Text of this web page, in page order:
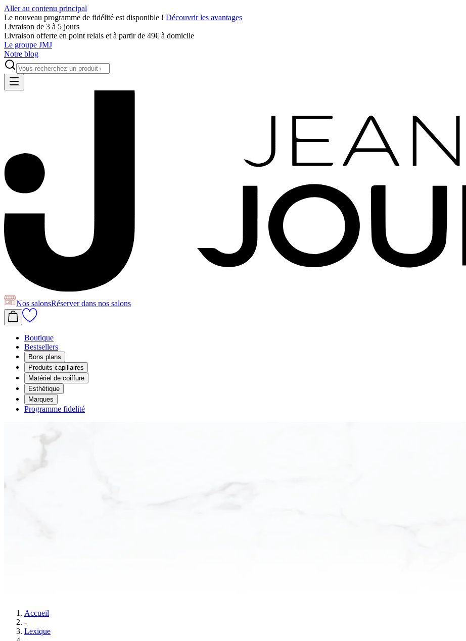
Aller au contenu principal
Le nouveau programme de fidélité est disponible ! Découvrir les avantages
Livraison de 3 à 5 jours
Livraison offerte en point relais et à partir de 49€ à domicile
Le groupe JMJ
Notre blog
Nos salonsRéserverdans nos salons
Boutique
Bestsellers
Bons plans
Produits capillaires
Matériel de coiffure
Esthétique
Marques
Programme fidelité
Accueil
-
Lexique